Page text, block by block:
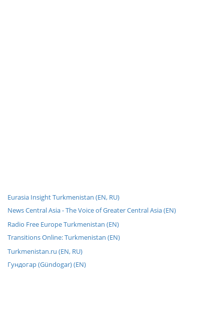
Eurasia Insight Turkmenistan (EN, RU)
News Central Asia - The Voice of Greater Central Asia (EN)
Radio Free Europe Turkmenistan (EN)
Transitions Online: Turkmenistan (EN)
Turkmenistan.ru (EN, RU)
Гундогар (Gündogar) (EN)